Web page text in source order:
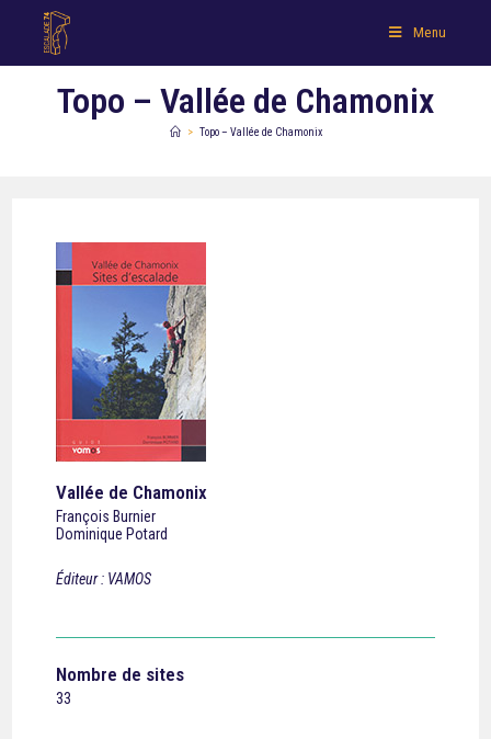
Menu
Topo – Vallée de Chamonix
> Topo – Vallée de Chamonix
Vallée de Chamonix
François Burnier
Dominique Potard
Éditeur : VAMOS
Nombre de sites
33